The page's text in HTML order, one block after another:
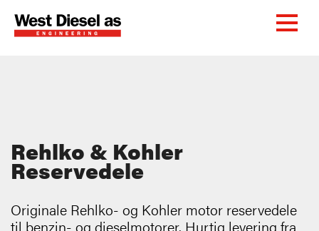
Rehlko & Kohler
Reservedele
Originale Rehlko- og Kohler motor reservedele
til benzin- og dieselmotorer. Hurtig levering fra